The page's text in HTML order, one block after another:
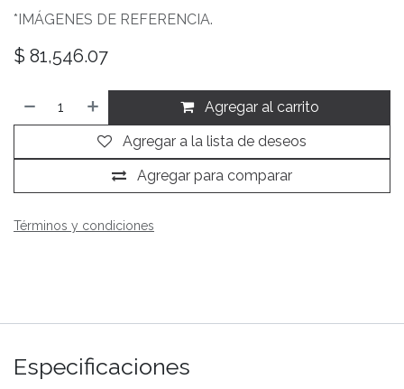
*IMÁGENES DE REFERENCIA.
$ 81,546.07
Agregar al carrito
Agregar para comparar
Agregar a la lista de deseos
Términos y condiciones
Especificaciones